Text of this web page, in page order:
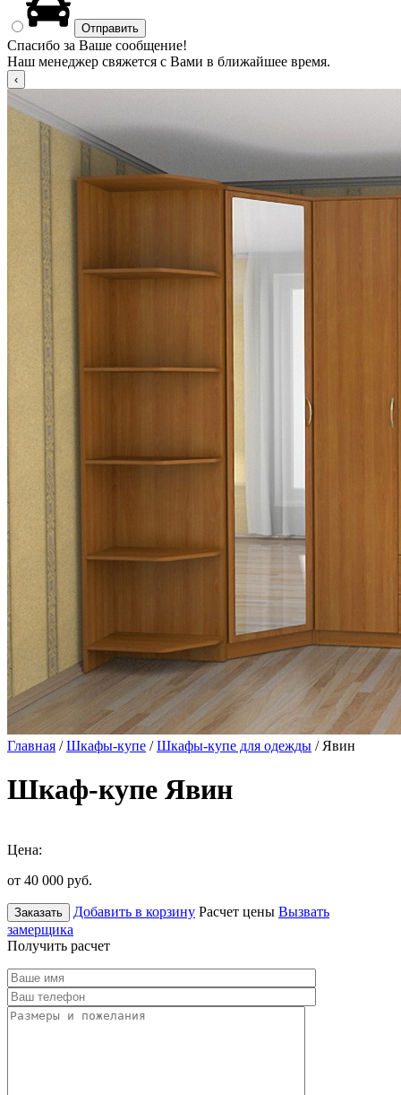
Спасибо за Ваше сообщение!
Наш менеджер свяжется с Вами в ближайшее время.
Главная /Шкафы-купе /Шкафы-купе для одежды / Явин
Шкаф-купе Явин
Цена:
от 40 000 руб.
Заказать Добавить в корзину Расчет цены Вызвать
замерщика
Получить расчет